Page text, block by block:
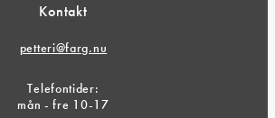
Kontakt
petteri@farg.nu
Telefontider:
mån - fre 10-17